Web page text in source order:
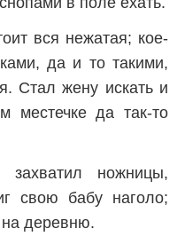
вся нежатая; кое-
да и то такими,
Стал жену искать и
местечке да так-то
ножницы,
свою бабу наголо;
на деревню.